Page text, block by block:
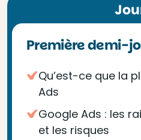
Première demi-
Qu’est-ce que la
Ads
Google Ads : les
et les risques